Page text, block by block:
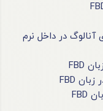
در داخل نرم